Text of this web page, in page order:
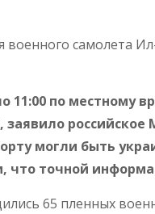
самолета
11:00 по местному
заявило
могли быть
что точной
65 пленных